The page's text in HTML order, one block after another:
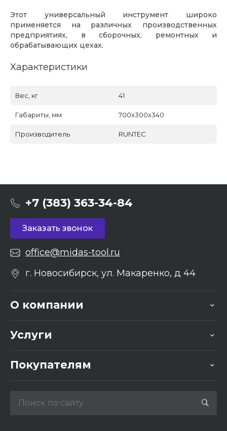
Этот универсальный инструмент широко
применяется на различных производственных
предприятиях, в сборочных, ремонтных и
обрабатывающих цехах.
Характеристики
Вес, кг 41
Габариты, мм 700x300x340
Производитель RUNTEC
+7 (383) 363-34-84
Заказать звонок
office@midas-tool.ru
г. Новосибирск, ул. Макаренко, д 44
О компании
Услуги
Покупателям